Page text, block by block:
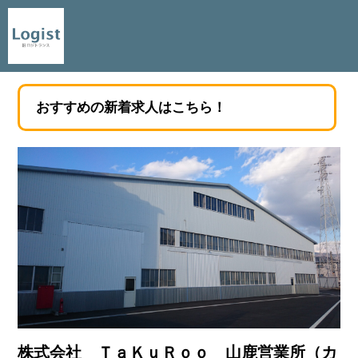
おすすめの新着求人はこちら！
株式会社 ＴａＫｕＲｏｏ 山鹿営業所（カ